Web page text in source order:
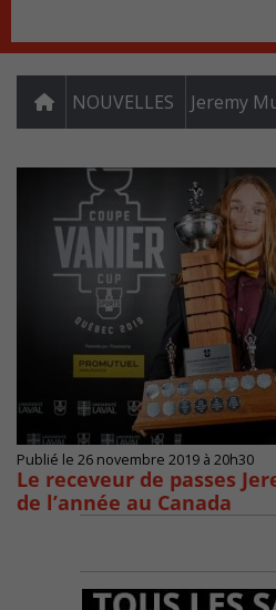
NOUVELLES Jeremy
Publié le 26 novembre 2019 à 20h30
Le receveur de passes
de l’année au Canada